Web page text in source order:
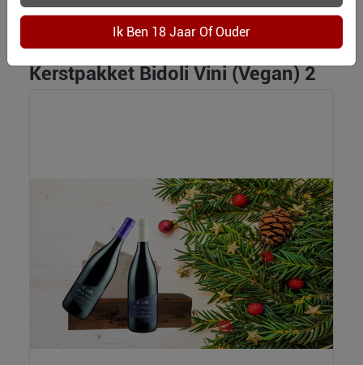
PERSOONLIJK-
WIJN-
KADOBON
0921 KERSTPAKKET BIDOLI VINI VEGAN 2
Kerstpakket Bidoli Vini (Vegan) 2